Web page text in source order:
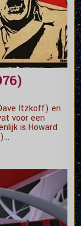
Itzkoff) en
voor een
is.Howard